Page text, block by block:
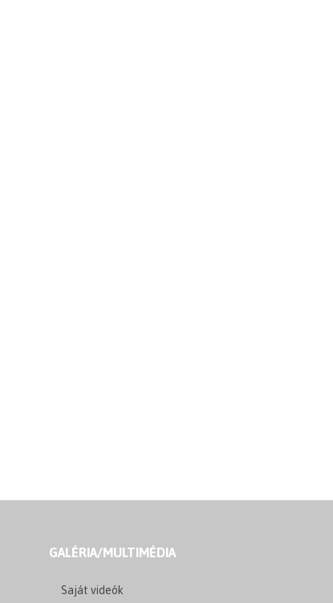
GALÉRIA/MULTIMÉDIA
Saját videók